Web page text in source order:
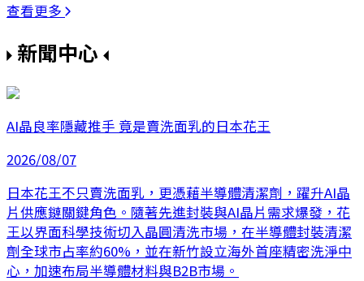
查看更多
新聞中心
AI晶良率隱藏推手 竟是賣洗面乳的日本花王
2026/08/07
日本花王不只賣洗面乳，更憑藉半導體清潔劑，躍升AI晶
片供應鏈關鍵角色。隨著先進封裝與AI晶片需求爆發，花
王以界面科學技術切入晶圓清洗市場，在半導體封裝清潔
劑全球市占率約60%，並在新竹設立海外首座精密洗淨中
心，加速布局半導體材料與B2B市場。